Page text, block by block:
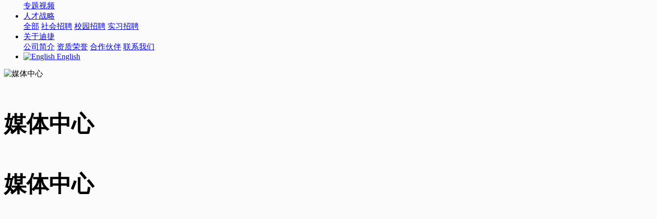
专题视频
人才战略
全部 社会招聘 校园招聘 实习招聘
关于迪捷
公司简介 资质荣誉 合作伙伴 联系我们
English
媒体中心
媒体中心